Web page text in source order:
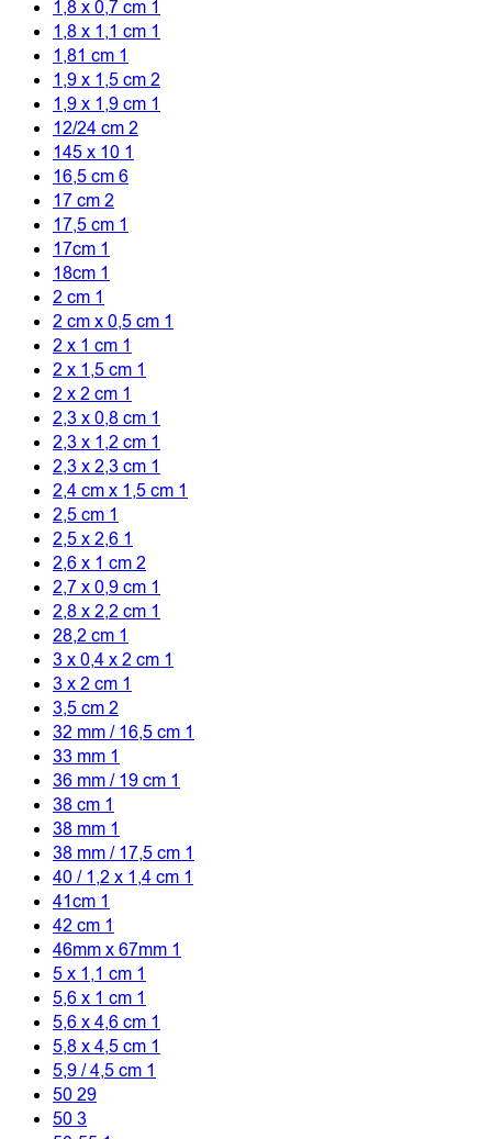
1,8 x 0,7 cm1
1,8 x 1,1 cm1
1,81 cm1
1,9 x 1,5 cm2
1,9 x 1,9 cm1
12/24 cm2
145 x 101
16,5 cm6
17 cm2
17,5 cm1
17cm1
18cm1
2 cm1
2 cm x 0,5 cm1
2 x 1 cm1
2 x 1,5 cm1
2 x 2 cm1
2,3 x 0,8 cm1
2,3 x 1,2 cm1
2,3 x 2,3 cm1
2,4 cm x 1,5 cm1
2,5 cm1
2,5 x 2,61
2,6 x 1 cm2
2,7 x 0,9 cm1
2,8 x 2,2 cm1
28,2 cm1
3 x 0,4 x 2 cm1
3 x 2 cm1
3,5 cm2
32 mm / 16,5 cm1
33 mm1
36 mm / 19 cm1
38 cm1
38 mm1
38 mm / 17,5 cm1
40 / 1,2 x 1,4 cm1
41cm1
42 cm1
46mm x 67mm1
5 x 1,1 cm1
5,6 x 1 cm1
5,6 x 4,6 cm1
5,8 x 4,5 cm1
5,9 / 4,5 cm1
5029
503